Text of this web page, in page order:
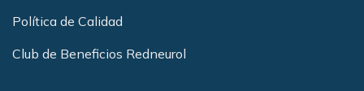
Política de Calidad
Club de Beneficios Redneurol